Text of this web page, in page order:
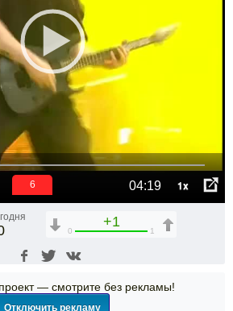
04:19 1x
6
+1
0 1
— смотрите без рекламы!
Отключить рекламу